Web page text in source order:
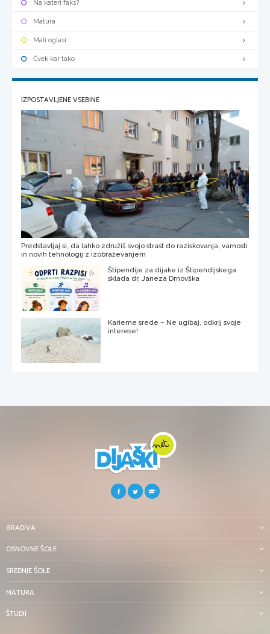
Na kateri faks?
Matura
Mali oglasi
Čvek kar tako
IZPOSTAVLJENE VSEBINE
Predstavljaj si, da lahko združiš svojo strast do raziskovanja, varnosti
in novih tehnologij z izobraževanjem
Štipendije za dijake iz Štipendijskega
sklada dr. Janeza Drnovška
Karierne srede – Ne ugibaj, odkrij svoje
interese!
GRADIVA
OSNOVNE ŠOLE
SREDNJE ŠOLE
MATURA
ŠTUDIJ